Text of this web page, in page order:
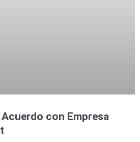
con Empresa